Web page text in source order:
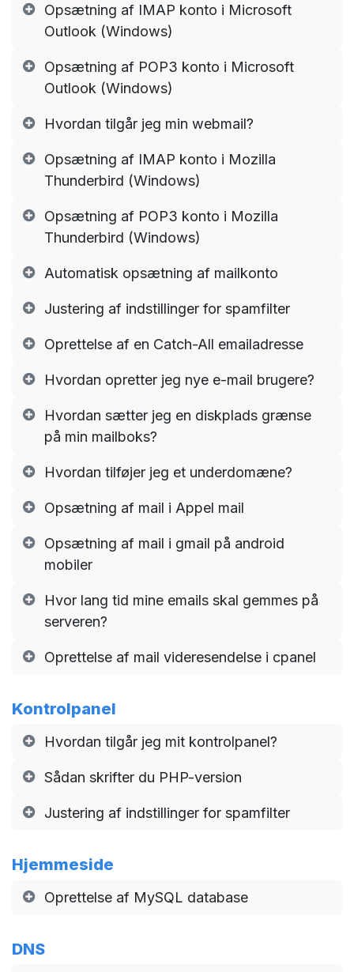
Opsætning af IMAP konto i Microsoft
Outlook (Windows)
Opsætning af POP3 konto i Microsoft
Outlook (Windows)
Hvordan tilgår jeg min webmail?
Opsætning af IMAP konto i Mozilla
Thunderbird (Windows)
Opsætning af POP3 konto i Mozilla
Thunderbird (Windows)
Automatisk opsætning af mailkonto
Justering af indstillinger for spamfilter
Oprettelse af en Catch-All emailadresse
Hvordan opretter jeg nye e-mail brugere?
Hvordan sætter jeg en diskplads grænse
på min mailboks?
Hvordan tilføjer jeg et underdomæne?
Opsætning af mail i Appel mail
Opsætning af mail i gmail på android
mobiler
Hvor lang tid mine emails skal gemmes på
serveren?
Oprettelse af mail videresendelse i cpanel
Kontrolpanel
Hvordan tilgår jeg mit kontrolpanel?
Sådan skrifter du PHP-version
Justering af indstillinger for spamfilter
Hjemmeside
Oprettelse af MySQL database
DNS